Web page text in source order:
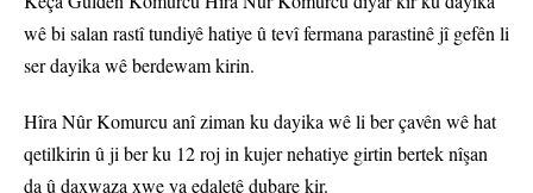
wê bi salan rastî tundiyê hatiye û tevî fermana parastinê jî gefên li
ser dayika wê berdewam kirin.
Hîra Nûr Komurcu anî ziman ku dayika wê li ber çavên wê hat
qetilkirin û ji ber ku 12 roj in kujer nehatiye girtin bertek nîşan
da û daxwaza xwe ya edaletê dubare kir.